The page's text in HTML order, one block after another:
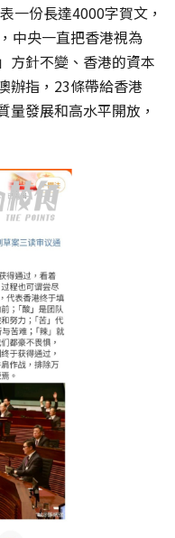
一份長達4000字賀文，
中央一直把香港視為
方針不變、香港的資本
辦指，23條帶給香港
量發展和高水平開放，